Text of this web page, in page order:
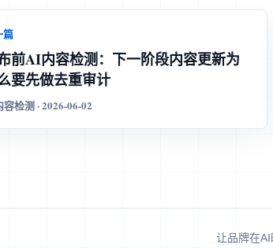
篇
前AI内容检测：下一阶段内容更新为
要先做去重审计
检测 · 2026-06-02
让品牌在